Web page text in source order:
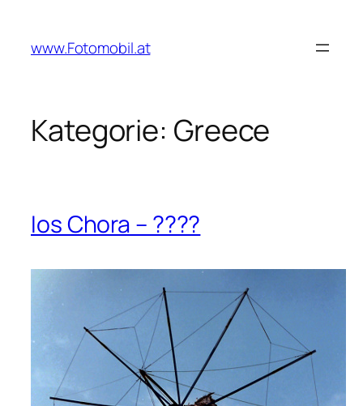
springen
www.Fotomobil.at
Kategorie: Greece
Ios Chora – ????